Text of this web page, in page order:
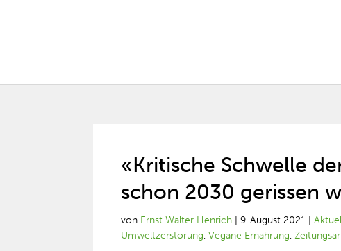
«Kritische Schwelle
schon 2030 gerissen
von Ernst Walter Henrich |9. August 2021 |
Umweltzerstörung,Vegane Ernährung,